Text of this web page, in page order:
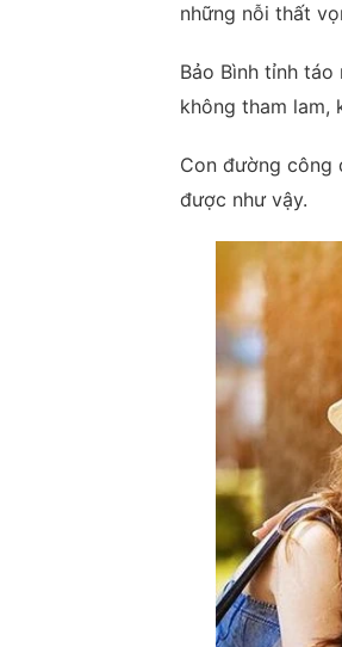
những nỗi thất
Bảo Bình tỉnh
không tham lam,
Con đường công
được như vậy.